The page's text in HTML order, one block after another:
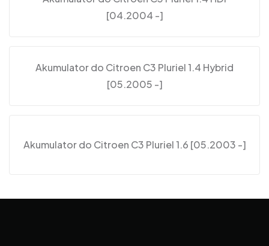
[04.2004 -]
Akumulator do Citroen C3 Pluriel 1.4 Hybrid
[05.2005 -]
Akumulator do Citroen C3 Pluriel 1.6 [05.2003 -]